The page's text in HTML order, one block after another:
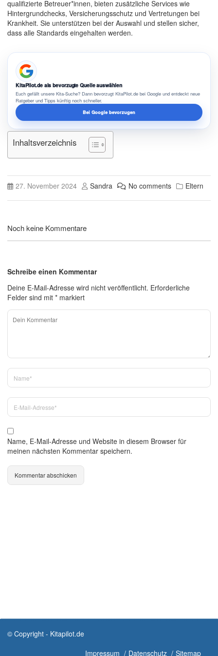
qualifizierte Betreuer*innen, bieten zusätzliche Services wie
Hintergrundchecks, Versicherungsschutz und Vertretungen bei
Krankheit. Sie unterstützen bei der Auswahl und stellen sicher,
dass alle Standards eingehalten werden.
KitaPilot.de als bevorzugte Quelle auswählen
Euch gefällt unsere Kita-Suche? Dann bevorzugt KitaPilot.de bei Google und entdeckt neue
Ratgeber und Tipps künftig noch schneller.
Bei Google bevorzugen
Inhaltsverzeichnis
27. November 2024 Sandra No comments Eltern
Noch keine Kommentare
Schreibe einen Kommentar
Deine E-Mail-Adresse wird nicht veröffentlicht. Erforderliche
Felder sind mit * markiert
Name, E-Mail-Adresse und Website in diesem Browser für
meinen nächsten Kommentar speichern.
© Copyright - Kitapilot.de
Impressum
Datenschutz Sitemap